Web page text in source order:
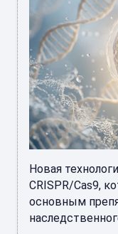
основным
Ради науки: в
своем саду
эмбрионов